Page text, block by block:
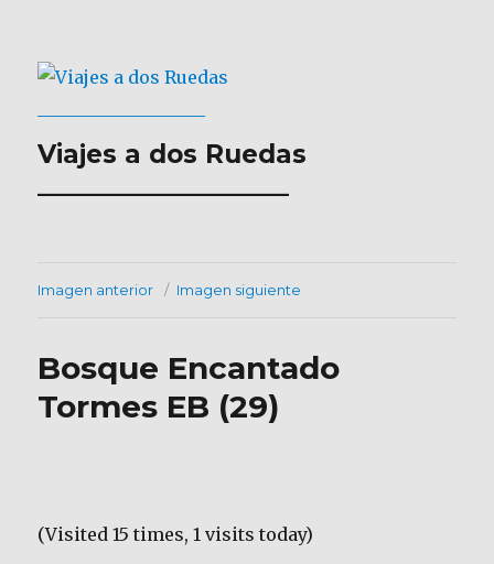
Viajes a dos Ruedas
___________________
Imagen anterior Imagen siguiente
Bosque Encantado
Tormes EB (29)
(Visited 15 times, 1 visits today)